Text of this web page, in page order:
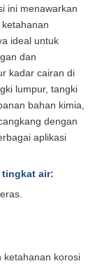
ini menawarkan
ideal untuk
dan
kadar cairan di
lumpur, tangki
bahan kimia,
dengan
aplikasi
tingkat air:
ketahanan korosi